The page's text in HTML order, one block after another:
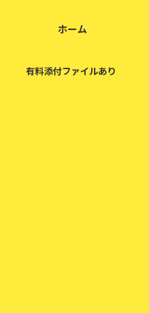
ホーム
有料添付ファイルあり